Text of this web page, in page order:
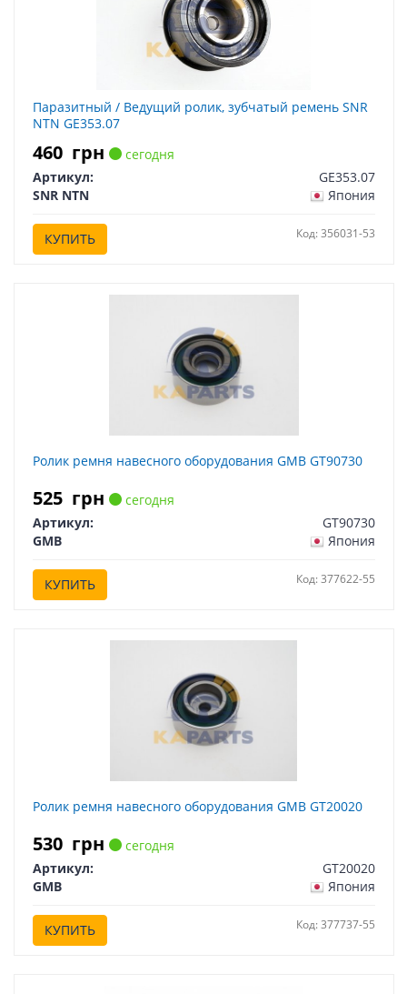
Паразитный / Ведущий ролик, зубчатый ремень SNR
NTN GE353.07
460 грн
сегодня
Артикул:
GE353.07
SNR NTN
Япония
КУПИТЬ Код: 356031-53
Ролик ремня навесного оборудования GMB GT90730
525 грн
сегодня
Артикул:
GT90730
GMB
Япония
КУПИТЬ Код: 377622-55
Ролик ремня навесного оборудования GMB GT20020
530 грн
сегодня
Артикул:
GT20020
GMB
Япония
КУПИТЬ Код: 377737-55